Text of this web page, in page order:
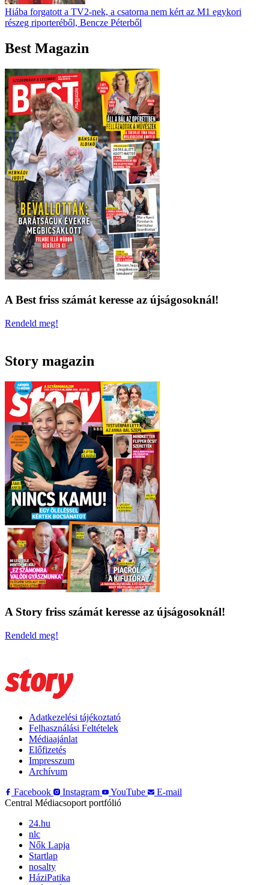
Hiába forgatott a TV2-nek, a csatorna nem kért az M1 egykori
részeg riporteréből, Bencze Péterből
Best Magazin
A Best friss számát keresse az újságosoknál!
Rendeld meg!
Story magazin
A Story friss számát keresse az újságosoknál!
Rendeld meg!
Adatkezelési tájékoztató
Felhasználási Feltételek
Médiaajánlat
Előfizetés
Impresszum
Archívum
Facebook
Instagram YouTube
E-mail
Central Médiacsoport portfólió
24.hu
nlc
Nők Lapja
Startlap
nosalty
HáziPatika